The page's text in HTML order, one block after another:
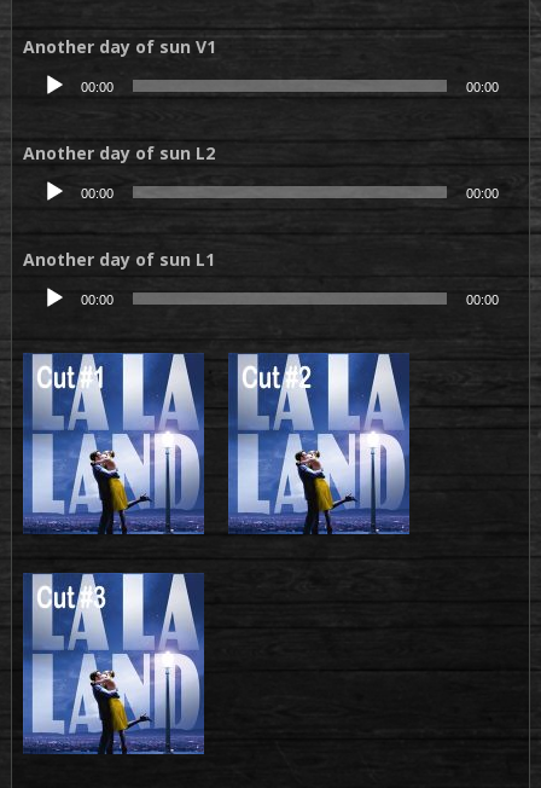
Another day of sun V1
Lecteur
00:00 00:00
Another day of sun L2
Lecteur
00:00 00:00
Another day of sun L1
Lecteur
00:00 00:00